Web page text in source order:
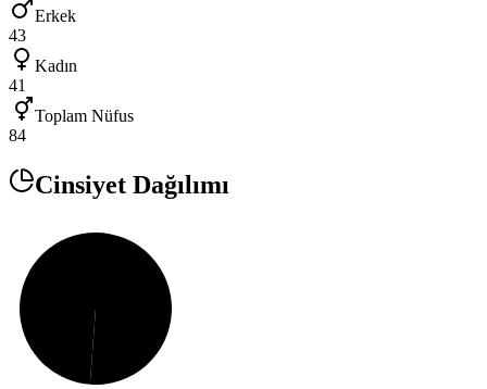
Erkek
43
Kadın
41
Toplam Nüfus
84
Cinsiyet Dağılımı